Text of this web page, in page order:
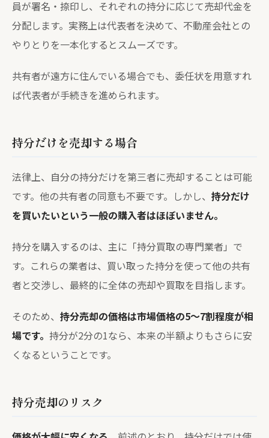
員が署名・捺印し、それぞれの持分に応じて売却代金を
分配します。実務上は代表者を決めて、不動産会社との
やりとりを一本化するとスムーズです。
共有者が遠方に住んでいる場合でも、委任状を用意すれ
ば代表者が手続きを進められます。
持分だけを売却する場合
法律上、自分の持分だけを第三者に売却することは可能
です。他の共有者の同意も不要です。しかし、 持分だけ
を買いたいという一般の購入者はほぼいません。
持分を購入するのは、主に「持分買取の専門業者」で
す。これらの業者は、買い取った持分を使って他の共有
者と交渉し、最終的に全体の売却や買取を目指します。
そのため、 持分売却の価格は市場価格の5〜7割程度が相
場です。 持分が2分の1なら、本来の半額よりもさらに安
くなるということです。
持分売却のリスク